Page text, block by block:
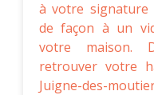
à votre signature
de façon à un
votre maison.
retrouver votre
Juigne-des-